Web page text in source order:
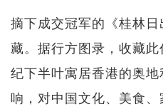
摘下成交冠军的《桂林
藏。据行方图录，收藏
纪下半叶寓居香港的奥
响，对中国文化、美食